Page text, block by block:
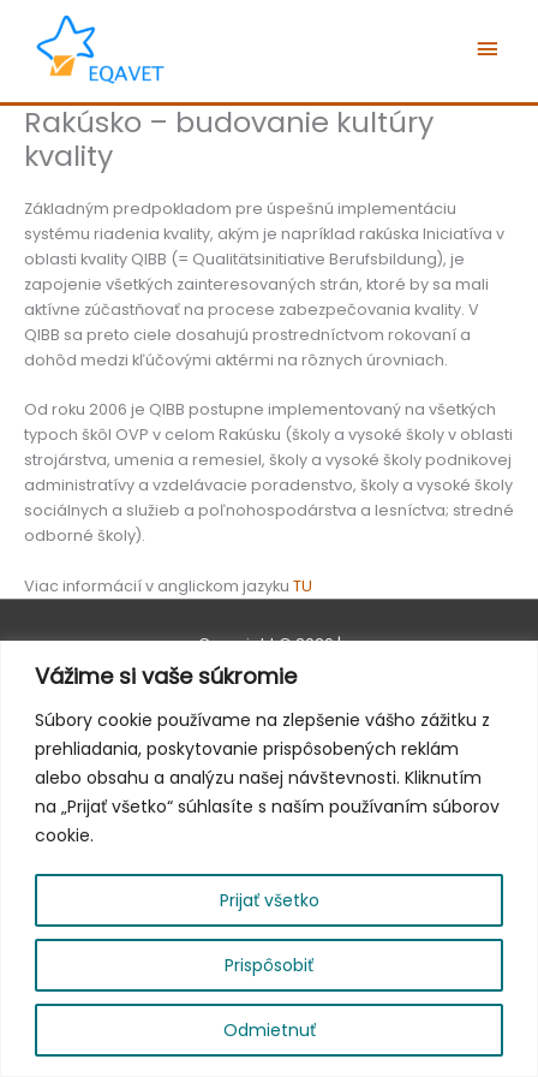
Vážime si vaše súkromie
Súbory cookie používame na zlepšenie vášho zážitku z
prehliadania, poskytovanie prispôsobených reklám
alebo obsahu a analýzu našej návštevnosti. Kliknutím
na „Prijať všetko“ súhlasíte s naším používaním súborov
cookie.
Prispôsobiť
Odmietnuť
Prijať všetko
Preskočiť
obsah
Rakúsko – budovanie kultúry
kvality
Základným predpokladom pre úspešnú implementáciu
systému riadenia kvality, akým je napríklad rakúska Iniciatíva v
oblasti kvality QIBB (= Qualitätsinitiative Berufsbildung), je
zapojenie všetkých zainteresovaných strán, ktoré by sa mali
aktívne zúčastňovať na procese zabezpečovania kvality. V
QIBB sa preto ciele dosahujú prostredníctvom rokovaní a
dohôd medzi kľúčovými aktérmi na rôznych úrovniach.
Od roku 2006 je QIBB postupne implementovaný na všetkých
typoch škôl OVP v celom Rakúsku (školy a vysoké školy v oblasti
strojárstva, umenia a remesiel, školy a vysoké školy podnikovej
administratívy a vzdelávacie poradenstvo, školy a vysoké školy
sociálnych a služieb a poľnohospodárstva a lesníctva; stredné
odborné školy).
Viac informácií v anglickom jazyku TU
Copyright © 2026|